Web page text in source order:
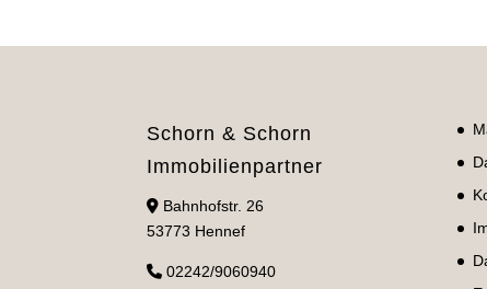
Schorn & Schorn
Immobilienpartner
Bahnhofstr. 26
53773 Hennef
02242/9060940